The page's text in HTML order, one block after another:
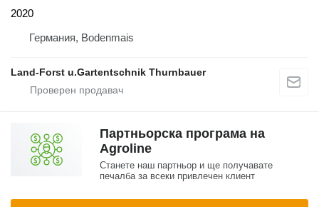
2020
Германия, Bodenmais
Land-Forst u.Gartentschnik Thurnbauer
Партньорска програма на
Agroline
Станете наш партньор и ще получавате
печалба за всеки привлечен клиент